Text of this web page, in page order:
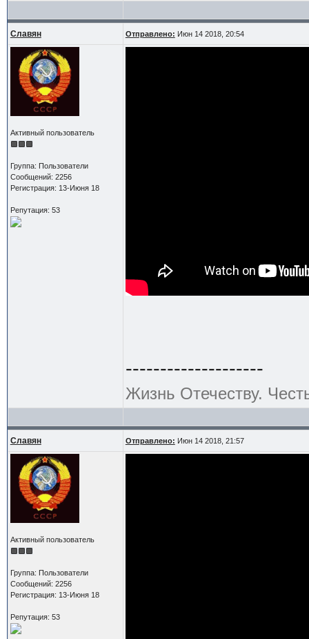
Славян Отправлено: Июн 14 2018, 20:54
Активный пользователь
Группа: Пользователи
Сообщений: 2256
Регистрация: 13-Июня 18
Репутация: 53
--------------------
Жизнь Отечеству.
Славян Отправлено: Июн 14 2018, 21:57
Активный пользователь
Группа: Пользователи
Сообщений: 2256
Регистрация: 13-Июня 18
Репутация: 53